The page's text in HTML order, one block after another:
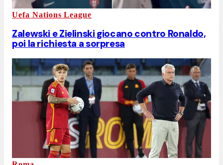
Uefa Nations League
Zalewski e Zielinski giocano contro Ronaldo,
poi la richiesta a sorpresa